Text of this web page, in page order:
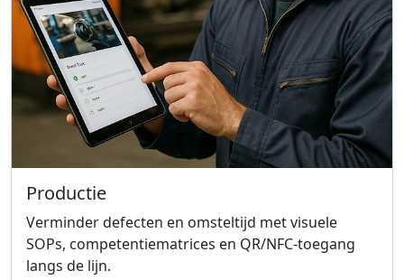
Productie
Verminder defecten en omsteltijd met visuele
SOPs, competentiematrices en QR/NFC-toegang
langs de lijn.